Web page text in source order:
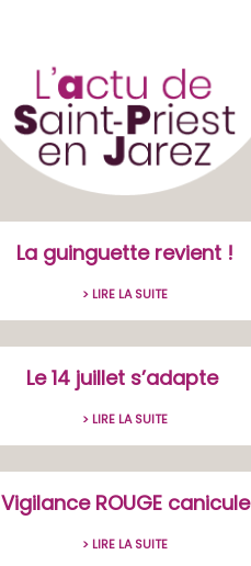
La guinguette revient !
> LIRE LA SUITE
Le 14 juillet s’adapte
> LIRE LA SUITE
Vigilance ROUGE canicule
> LIRE LA SUITE